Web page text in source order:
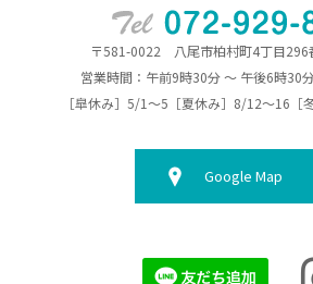
〒581-0022 八尾市柏村町4丁目296
営業時間：午前9時30分 ～ 午後6時30
［皐休み］5/1～5［夏休み］8/12～16［
Google Map